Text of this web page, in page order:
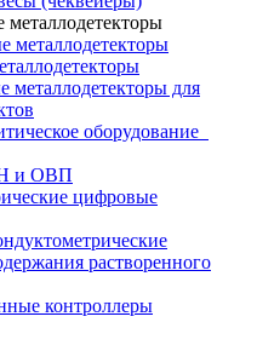
металлодетекторы
металлодетекторы для
оборудование
и ОВП
цифровые
растворенного
контроллеры